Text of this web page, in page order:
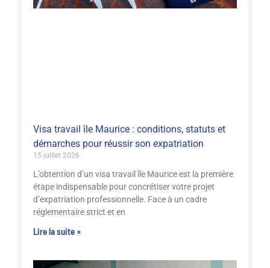
Visa travail île Maurice : conditions, statuts et
démarches pour réussir son expatriation
15 juillet 2026
L’obtention d’un visa travail île Maurice est la première
étape indispensable pour concrétiser votre projet
d’expatriation professionnelle. Face à un cadre
réglementaire strict et en
Lire la suite »